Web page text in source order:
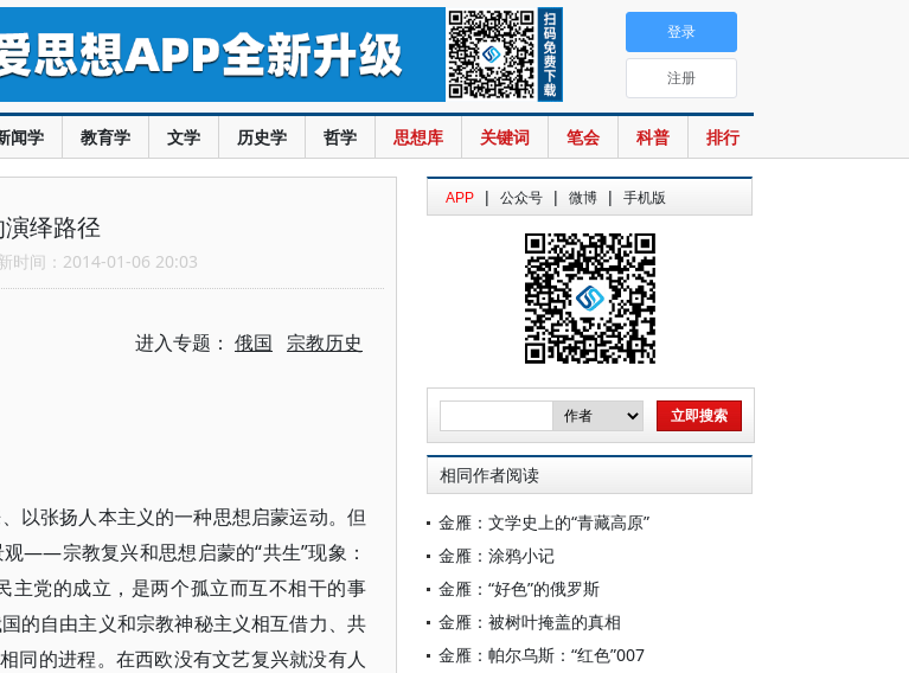
闻学 教育学 文学 历史学 哲学 思想库 关键词 笔会 科普 排行
登录
注册
绎路径
时间：2014-01-06 20:03
进入专题： 俄国 宗教历史
以张扬人本主义的一种思想启蒙运动。但
——宗教复兴和思想启蒙的“共生”现象：
主党的成立，是两个孤立而互不相干的事
的自由主义和宗教神秘主义相互借力、共
同的进程。在西欧没有文艺复兴就没有人
APP | 公众号 | 微博 | 手机版
相同作者阅读
金雁：文学史上的“青藏高原”
金雁：涂鸦小记
金雁：“好色”的俄罗斯
金雁：被树叶掩盖的真相
金雁：帕尔乌斯：“红色”007